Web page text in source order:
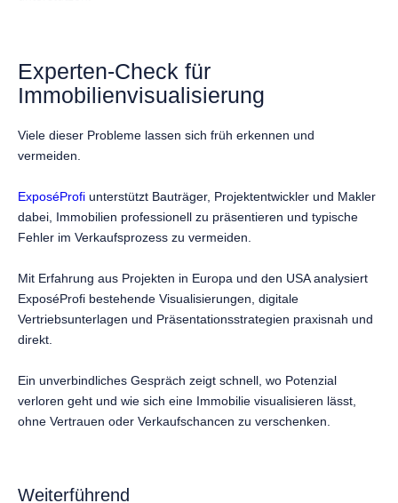
Experten-Check für
Immobilienvisualisierung
Viele dieser Probleme lassen sich früh erkennen und
vermeiden.
ExposéProfi unterstützt Bauträger, Projektentwickler und Makler
dabei, Immobilien professionell zu präsentieren und typische
Fehler im Verkaufsprozess zu vermeiden.
Mit Erfahrung aus Projekten in Europa und den USA analysiert
ExposéProfi bestehende Visualisierungen, digitale
Vertriebsunterlagen und Präsentationsstrategien praxisnah und
direkt.
Ein unverbindliches Gespräch zeigt schnell, wo Potenzial
verloren geht und wie sich eine Immobilie visualisieren lässt,
ohne Vertrauen oder Verkaufschancen zu verschenken.
Weiterführend